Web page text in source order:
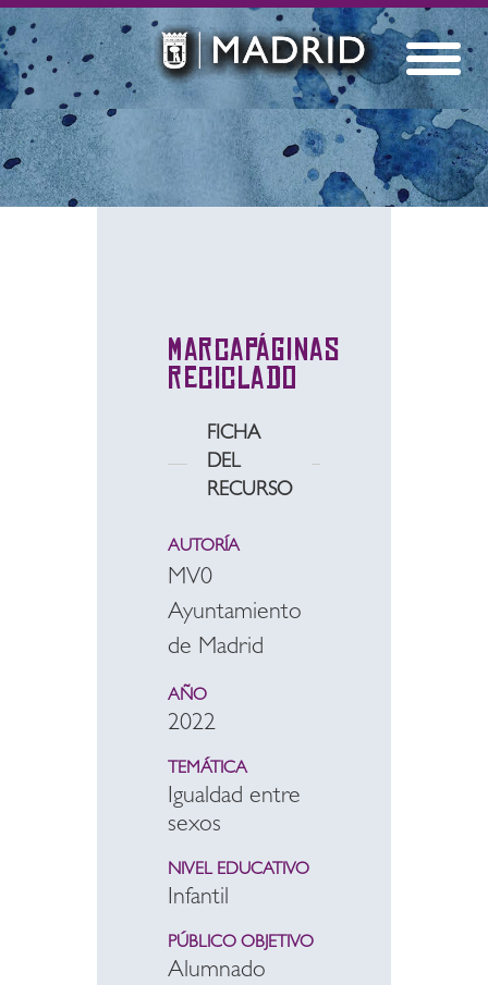
Marcapáginas
reciclado
FICHA
DEL
RECURSO
AUTORÍA
MV0
Ayuntamiento
de Madrid
AÑO
2022
TEMÁTICA
Igualdad entre
sexos
NIVEL EDUCATIVO
Infantil
PÚBLICO OBJETIVO
Alumnado